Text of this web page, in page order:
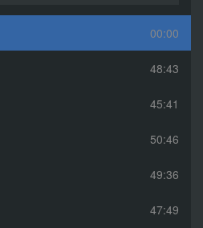
00:00
48:43
45:41
50:46
49:36
47:49